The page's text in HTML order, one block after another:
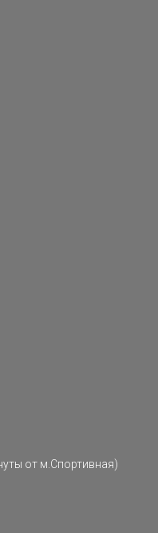
от м.Спортивная)